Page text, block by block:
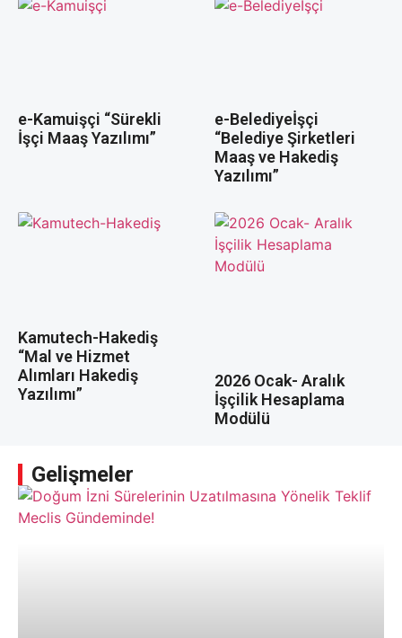
e-Kamuişçi “Sürekli
İşçi Maaş Yazılımı”
e-Belediyeİşçi
“Belediye Şirketleri
Maaş ve Hakediş
Yazılımı”
Kamutech-Hakediş
“Mal ve Hizmet
Alımları Hakediş
Yazılımı”
2026 Ocak- Aralık
İşçilik Hesaplama
Modülü
Gelişmeler